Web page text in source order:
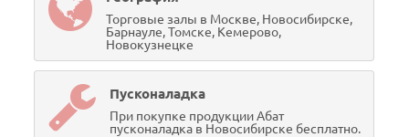
Торговые залы в Москве, Новосибирске,
Барнауле, Томске, Кемерово,
Новокузнецке
Пусконаладка
При покупке продукции Абат
пусконаладка в Новосибирске бесплатно.